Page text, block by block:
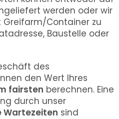
werden oder wir
Greifarm/Container zu
Baustelle oder
des
den Wert Ihres
fairsten berechnen. Eine
durch unser
Wartezeiten sind